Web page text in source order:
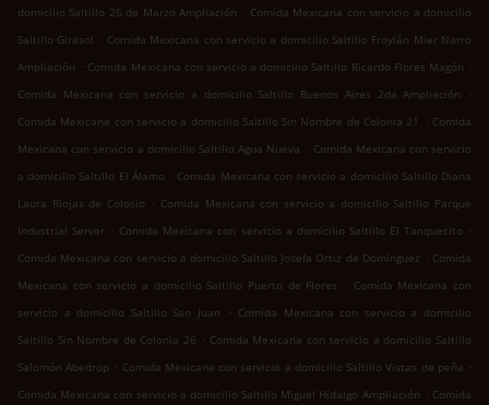
domicilio Saltillo 26 de Marzo Ampliación . Comida Mexicana con servicio a domicilio
Saltillo Girasol . Comida Mexicana con servicio a domicilio Saltillo Froylán Mier Narro
Ampliación . Comida Mexicana con servicio a domicilio Saltillo Ricardo Flores Magón .
Comida Mexicana con servicio a domicilio Saltillo Buenos Aires 2da Ampliación
.
Comida Mexicana con servicio a domicilio Saltillo Sin Nombre de Colonia 21
. Comida
Mexicana con servicio a domicilio Saltillo Agua Nueva . Comida Mexicana con servicio
a domicilio Saltillo El Álamo . Comida Mexicana con servicio a domicilio Saltillo Diana
Laura Riojas de Colosio . Comida Mexicana con servicio a domicilio Saltillo Parque
Industrial Server . Comida Mexicana con servicio a domicilio Saltillo El Tanquecito .
Comida Mexicana con servicio a domicilio Saltillo Josefa Ortiz de Domínguez . Comida
Mexicana con servicio a domicilio Saltillo Puerto de Flores
. Comida Mexicana con
servicio a domicilio Saltillo San Juan
. Comida Mexicana con servicio a domicilio
Saltillo Sin Nombre de Colonia 26 . Comida Mexicana con servicio a domicilio Saltillo
Salomón Abedrop . Comida Mexicana con servicio a domicilio Saltillo Vistas de peña .
Comida Mexicana con servicio a domicilio Saltillo Miguel Hidalgo Ampliación . Comida